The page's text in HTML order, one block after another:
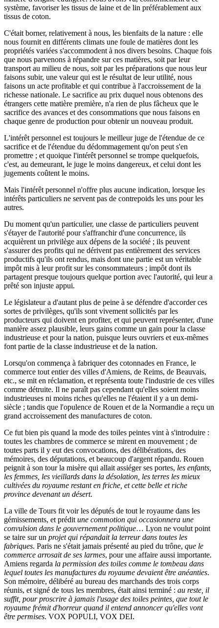
système, favoriser les tissus de laine et de lin préférablement aux
tissus de coton.
C'était borner, relativement à nous, les bienfaits de la nature : elle
nous fournit en différents climats une foule de matières dont les
propriétés variées s'accommodent à nos divers besoins. Chaque fois
que nous parvenons à répandre sur ces matières, soit par leur
transport au milieu de nous, soit par les préparations que nous leur
faisons subir, une valeur qui est le résultat de leur utilité, nous
faisons un acte profitable et qui contribue à l'accroissement de la
richesse nationale. Le sacrifice au prix duquel nous obtenons des
étrangers cette matière première, n'a rien de plus fâcheux que le
sacrifice des avances et des consommations que nous faisons en
chaque genre de production pour obtenir un nouveau produit.
L'intérêt personnel est toujours le meilleur juge de l'étendue de ce
sacrifice et de l'étendue du dédommagement qu'on peut s'en
promettre ; et quoique l'intérêt personnel se trompe quelquefois,
c'est, au demeurant, le juge le moins dangereux, et celui dont les
jugements coûtent le moins.
Mais l'intérêt personnel n'offre plus aucune indication, lorsque les
intérêts particuliers ne servent pas de contrepoids les uns pour les
autres.
Du moment qu'un particulier, une classe de particuliers peuvent
s'étayer de l'autorité pour s'affranchir d'une concurrence, ils
acquièrent un privilège aux dépens de la société ; ils peuvent
s'assurer des profits qui ne dérivent pas entièrement des services
productifs qu'ils ont rendus, mais dont une partie est un véritable
impôt mis à leur profit sur les consommateurs ; impôt dont ils
partagent presque toujours quelque portion avec l'autorité, qui leur a
prêté son injuste appui.
Le législateur a d'autant plus de peine à se défendre d'accorder ces
sortes de privilèges, qu'ils sont vivement sollicités par les
producteurs qui doivent en profiter, et qui peuvent représenter, d'une
manière assez plausible, leurs gains comme un gain pour la classe
industrieuse et pour la nation, puisque leurs ouvriers et eux-mêmes
font partie de la classe industrieuse et de la nation.
Lorsqu'on commença à fabriquer des cotonnades en France, le
commerce tout entier des villes d'Amiens, de Reims, de Beauvais,
etc., se mit en réclamation, et représenta toute l'industrie de ces villes
comme détruite. Il ne paraît pas cependant qu'elles soient moins
industrieuses ni moins riches qu'elles ne l'étaient il y a un demi-
siècle ; tandis que l'opulence de Rouen et de la Normandie a reçu un
grand accroissement des manufactures de coton.
Ce fut bien pis quand la mode des toiles peintes vint à s'introduire :
toutes les chambres de commerce se mirent en mouvement ; de
toutes parts il y eut des convocations, des délibérations, des
mémoires, des députations, et beaucoup d'argent répandu. Rouen
peignit à son tour la misère qui allait assiéger ses portes, les enfants,
les femmes, les vieillards dans la désolation, les terres les mieux
cultivées du royaume restant en friche, et cette belle et riche
province devenant un désert.
La ville de Tours fit voir les députés de tout le royaume dans les
gémissements, et prédit une commotion qui occasionnera une
convulsion dans le gouvernement politique… Lyon ne voulut point
se taire sur un projet qui répandait la terreur dans toutes les
fabriques. Paris ne s'était jamais présenté au pied du trône, que le
commerce arrosait de ses larmes, pour une affaire aussi importante.
Amiens regarda la permission des toiles comme le tombeau dans
lequel toutes les manufactures du royaume devaient être anéanties.
Son mémoire, délibéré au bureau des marchands des trois corps
réunis, et signé de tous les membres, était ainsi terminé : au reste, il
suffit, pour proscrire à jamais l'usage des toiles peintes, que tout le
royaume frémit d'horreur quand il entend annoncer qu'elles vont
être permises. VOX POPULI, VOX DEI.